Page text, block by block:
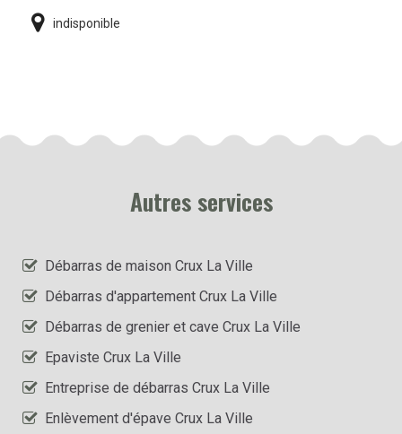
indisponible
Autres services
Débarras de maison Crux La Ville
Débarras d'appartement Crux La Ville
Débarras de grenier et cave Crux La Ville
Epaviste Crux La Ville
Entreprise de débarras Crux La Ville
Enlèvement d'épave Crux La Ville